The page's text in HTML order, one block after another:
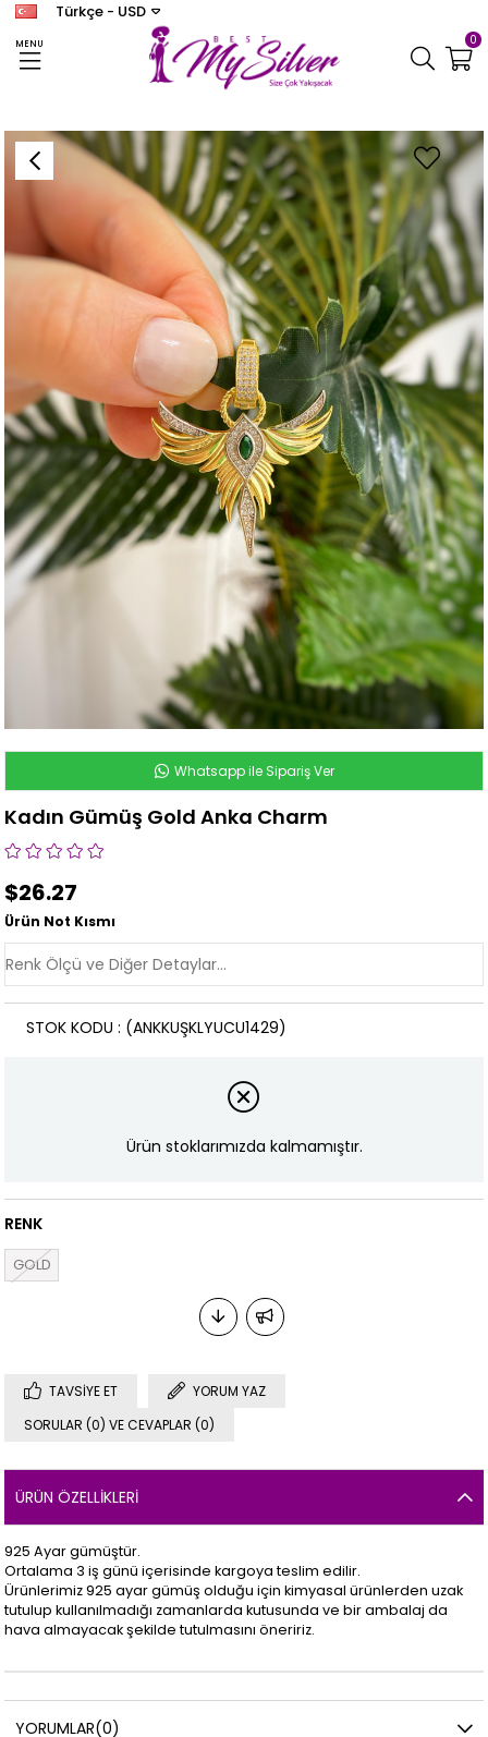
MENU
Türkçe - USD
0
Kadın Gümüş Gold Anka Charm
Whatsapp ile Sipariş Ver
Kadın Gümüş Gold Anka Charm
$26.27
Ürün Not Kısmı
(ANKKUŞKLYUCU1429)
STOK KODU
Ürün stoklarımızda kalmamıştır.
RENK
GOLD
TAVSIYE ET
YORUM YAZ
SORULAR (0) VE CEVAPLAR (0)
ÜRÜN ÖZELLIKLERI
925 Ayar gümüştür.
Ortalama 3 iş günü içerisinde kargoya teslim edilir.
Ürünlerimiz 925 ayar gümüş olduğu için kimyasal ürünlerden uzak
tutulup kullanılmadığı zamanlarda kutusunda ve bir ambalaj da
hava almayacak şekilde tutulmasını öneririz.
YORUMLAR(0)